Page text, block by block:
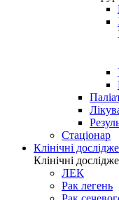
Стаціонар
Клінічні
Клінічні
ЛЕК
Рак легень